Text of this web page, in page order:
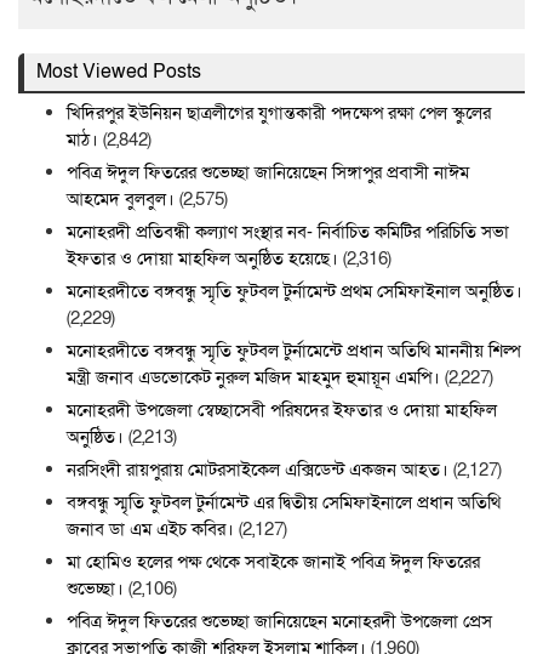
Most Viewed Posts
খিদিরপুর ইউনিয়ন ছাত্রলীগের যুগান্তকারী পদক্ষেপ রক্ষা পেল স্কুলের
মাঠ। (2,842)
পবিত্র ঈদুল ফিতরের শুভেচ্ছা জানিয়েছেন সিঙ্গাপুর প্রবাসী নাঈম
আহমেদ বুলবুল। (2,575)
মনোহরদী প্রতিবন্ধী কল্যাণ সংস্থার নব- নির্বাচিত কমিটির পরিচিতি সভা
ইফতার ও দোয়া মাহফিল অনুষ্ঠিত হয়েছে। (2,316)
মনোহরদীতে বঙ্গবন্ধু স্মৃতি ফুটবল টুর্নামেন্ট প্রথম সেমিফাইনাল অনুষ্ঠিত।
(2,229)
মনোহরদীতে বঙ্গবন্ধু স্মৃতি ফুটবল টুর্নামেন্টে প্রধান অতিথি মাননীয় শিল্প
মন্ত্রী জনাব এডভোকেট নুরুল মজিদ মাহমুদ হুমায়ূন এমপি। (2,227)
মনোহরদী উপজেলা স্বেচ্ছাসেবী পরিষদের ইফতার ও দোয়া মাহফিল
অনুষ্ঠিত। (2,213)
নরসিংদী রায়পুরায় মোটরসাইকেল এক্সিডেন্ট একজন আহত। (2,127)
বঙ্গবন্ধু স্মৃতি ফুটবল টুর্নামেন্ট এর দ্বিতীয় সেমিফাইনালে প্রধান অতিথি
জনাব ডা এম এইচ কবির। (2,127)
মা হোমিও হলের পক্ষ থেকে সবাইকে জানাই পবিত্র ঈদুল ফিতরের
শুভেচ্ছা। (2,106)
পবিত্র ঈদুল ফিতরের শুভেচ্ছা জানিয়েছেন মনোহরদী উপজেলা প্রেস
ক্লাবের সভাপতি কাজী শরিফুল ইসলাম শাকিল। (1,960)